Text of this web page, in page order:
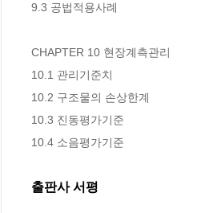
9.3 공법적용사례
CHAPTER 10 현장계측관리
10.1 관리기준치
10.2 구조물의 손상한계
10.3 진동평가기준
10.4 소음평가기준
출판사 서평